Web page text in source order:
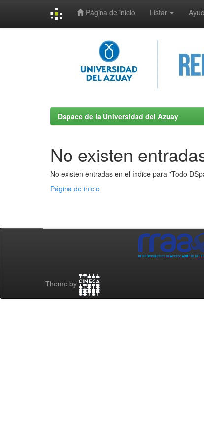
Página de inicio Listar
Dspace de la Universidad del Azuay
No existen
No existen entradas en el índice para "Todo
Página de inicio
Theme by